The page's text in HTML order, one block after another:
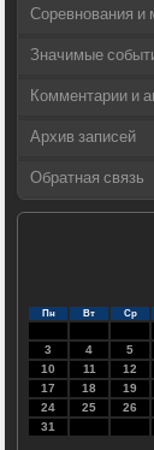
Соревнования и
Значимые
Комментарии и
Архив записей
Обратная связь
Пн Вт Ср
3
4 5
10
11 12
17
18 19
24
25 26
31